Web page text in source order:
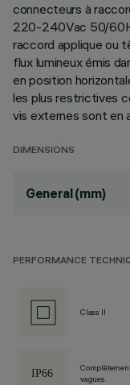
connecteurs à
220-240Vac 50/
raccord applique ou
flux lumineux émis
en position
les plus restrictives
vis externes sont en
DIMENSIONS
General (mm)
PERFORMANCE
Class II
vagues.